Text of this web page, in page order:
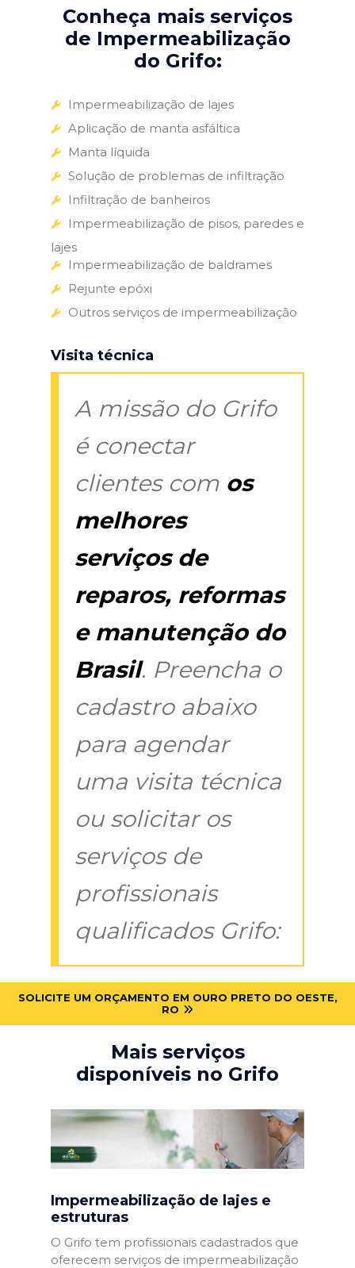
Conheça mais serviços
de Impermeabilização
do Grifo:
Impermeabilização de lajes
Aplicação de manta asfáltica
Manta líquida
Solução de problemas de infiltração
Infiltração de banheiros
Impermeabilização de pisos, paredes e
lajes
Impermeabilização de baldrames
Rejunte epóxi
Outros serviços de impermeabilização
Visita técnica
A missão do Grifo
é conectar
clientes com os
melhores
serviços de
reparos, reformas
e manutenção do
Brasil. Preencha o
cadastro abaixo
para agendar
uma visita técnica
ou solicitar os
serviços de
profissionais
qualificados Grifo:
SOLICITE UM ORÇAMENTO EM OURO PRETO DO OESTE,
RO
Mais serviços
disponíveis no Grifo
Impermeabilização de lajes e
estruturas
O Grifo tem profissionais cadastrados que
oferecem serviços de impermeabilização